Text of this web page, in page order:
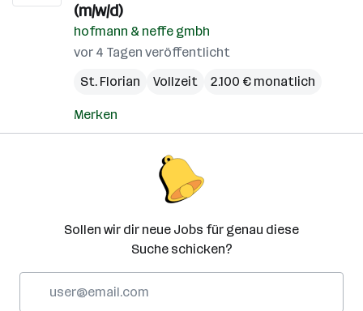
(m/w/d)
hofmann & neffe gmbh
vor 4 Tagen veröffentlicht
St. Florian
Vollzeit 2.100 € monatlich
Merken
Sollen wir dir neue Jobs für genau diese
Suche schicken?